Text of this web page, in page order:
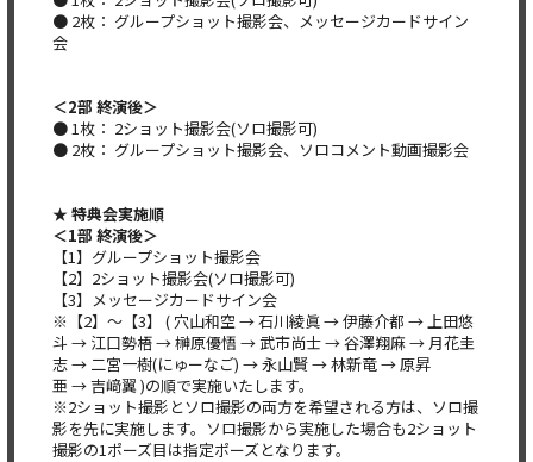
● 2枚： グループショット撮影会、メッセージカードサイン
会
＜2部 終演後＞
● 1枚： 2ショット撮影会(ソロ撮影可)
● 2枚： グループショット撮影会、ソロコメント動画撮影会
★ 特典会実施順
＜1部 終演後＞
【1】グループショット撮影会
【2】2ショット撮影会(ソロ撮影可)
【3】メッセージカードサイン会
※【2】～【3】 ( 穴山和空 → 石川綾眞 → 伊藤介都 → 上田悠
斗 → 江口勢梧 → 榊原優悟 → 武市尚士 → 谷澤翔麻 → 月花圭
志 → 二宮一樹(にゅーなご) → 永山賢 → 林新竜 → 原昇
亜 → 吉﨑翼 )の順で実施いたします。
※2ショット撮影とソロ撮影の両方を希望される方は、ソロ撮
影を先に実施します。ソロ撮影から実施した場合も2ショット
撮影の1ポーズ目は指定ポーズとなります。